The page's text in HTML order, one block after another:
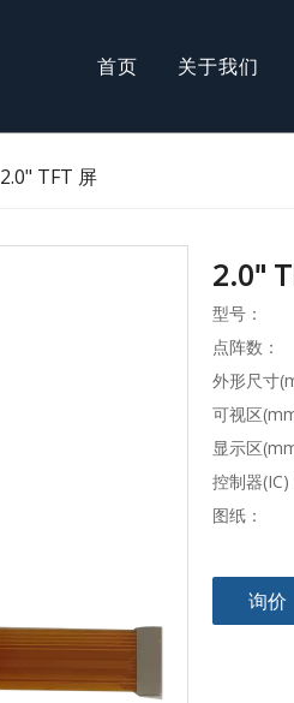
首页 关于我们
2.0" TFT 屏
2.0"
型号：
点阵数：
外形尺寸
可视区
显示区
控制器(IC)
图纸：
询价